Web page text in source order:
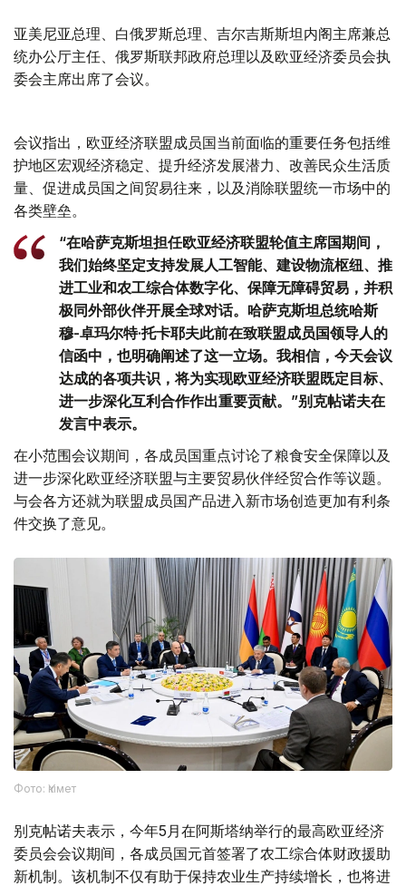
亚美尼亚总理、白俄罗斯总理、吉尔吉斯斯坦内阁主席兼总
统办公厅主任、俄罗斯联邦政府总理以及欧亚经济委员会执
委会主席出席了会议。
会议指出，欧亚经济联盟成员国当前面临的重要任务包括维
护地区宏观经济稳定、提升经济发展潜力、改善民众生活质
量、促进成员国之间贸易往来，以及消除联盟统一市场中的
各类壁垒。
“在哈萨克斯坦担任欧亚经济联盟轮值主席国期间，
我们始终坚定支持发展人工智能、建设物流枢纽、推
进工业和农工综合体数字化、保障无障碍贸易，并积
极同外部伙伴开展全球对话。哈萨克斯坦总统哈斯
穆-卓玛尔特·托卡耶夫此前在致联盟成员国领导人的
信函中，也明确阐述了这一立场。我相信，今天会议
达成的各项共识，将为实现欧亚经济联盟既定目标、
进一步深化互利合作作出重要贡献。”别克帖诺夫在
发言中表示。
在小范围会议期间，各成员国重点讨论了粮食安全保障以及
进一步深化欧亚经济联盟与主要贸易伙伴经贸合作等议题。
与会各方还就为联盟成员国产品进入新市场创造更加有利条
件交换了意见。
Фото: Үкімет
别克帖诺夫表示，今年5月在阿斯塔纳举行的最高欧亚经济
委员会会议期间，各成员国元首签署了农工综合体财政援助
新机制。该机制不仅有助于保持农业生产持续增长，也将进